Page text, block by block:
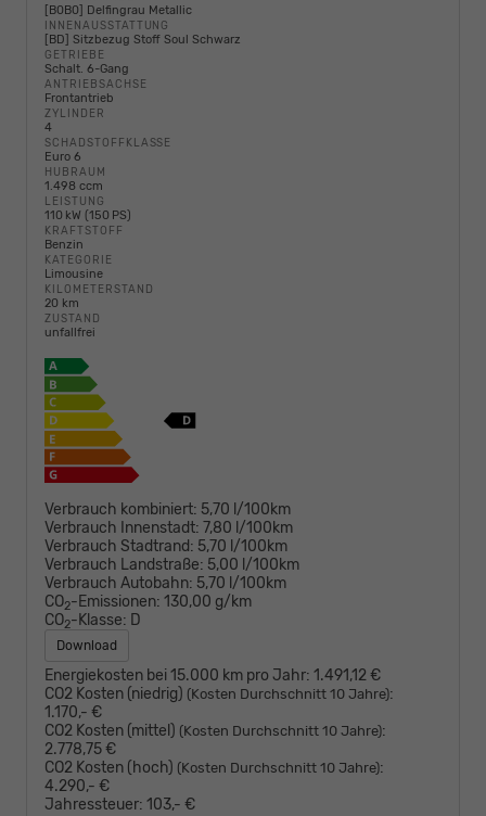
[B0B0] Delfingrau Metallic
INNENAUSSTATTUNG
[BD] Sitzbezug Stoff Soul Schwarz
GETRIEBE
Schalt. 6-Gang
ANTRIEBSACHSE
Frontantrieb
ZYLINDER
4
SCHADSTOFFKLASSE
Euro 6
HUBRAUM
1.498 ccm
LEISTUNG
110 kW (150 PS)
KRAFTSTOFF
Benzin
KATEGORIE
Limousine
KILOMETERSTAND
20 km
ZUSTAND
unfallfrei
Verbrauch kombiniert: 5,70 l/100km
Verbrauch Innenstadt: 7,80 l/100km
Verbrauch Stadtrand: 5,70 l/100km
Verbrauch Landstraße: 5,00 l/100km
Verbrauch Autobahn: 5,70 l/100km
CO2-Emissionen: 130,00 g/km
CO2-Klasse: D
Download
Energiekosten bei 15.000 km pro Jahr: 1.491,12 €
CO2 Kosten (niedrig) (Kosten Durchschnitt 10 Jahre):
1.170,- €
CO2 Kosten (mittel) (Kosten Durchschnitt 10 Jahre):
2.778,75 €
CO2 Kosten (hoch) (Kosten Durchschnitt 10 Jahre):
4.290,- €
Jahressteuer: 103,- €